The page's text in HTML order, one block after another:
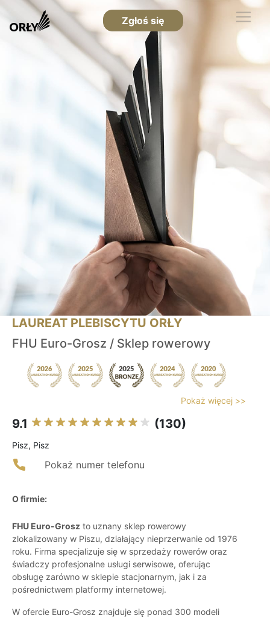
Zgłoś się
LAUREAT PLEBISCYTU ORŁY
FHU Euro-Grosz / Sklep rowerowy
Pokaż więcej >>
9.1 (130)
Pisz, Pisz
Pokaż numer telefonu
O firmie:
FHU Euro-Grosz to uznany sklep rowerowy
zlokalizowany w Piszu, działający nieprzerwanie od 1976
roku. Firma specjalizuje się w sprzedaży rowerów oraz
świadczy profesjonalne usługi serwisowe, oferując
obsługę zarówno w sklepie stacjonarnym, jak i za
pośrednictwem platformy internetowej.
W ofercie Euro-Grosz znajduje się ponad 300 modeli